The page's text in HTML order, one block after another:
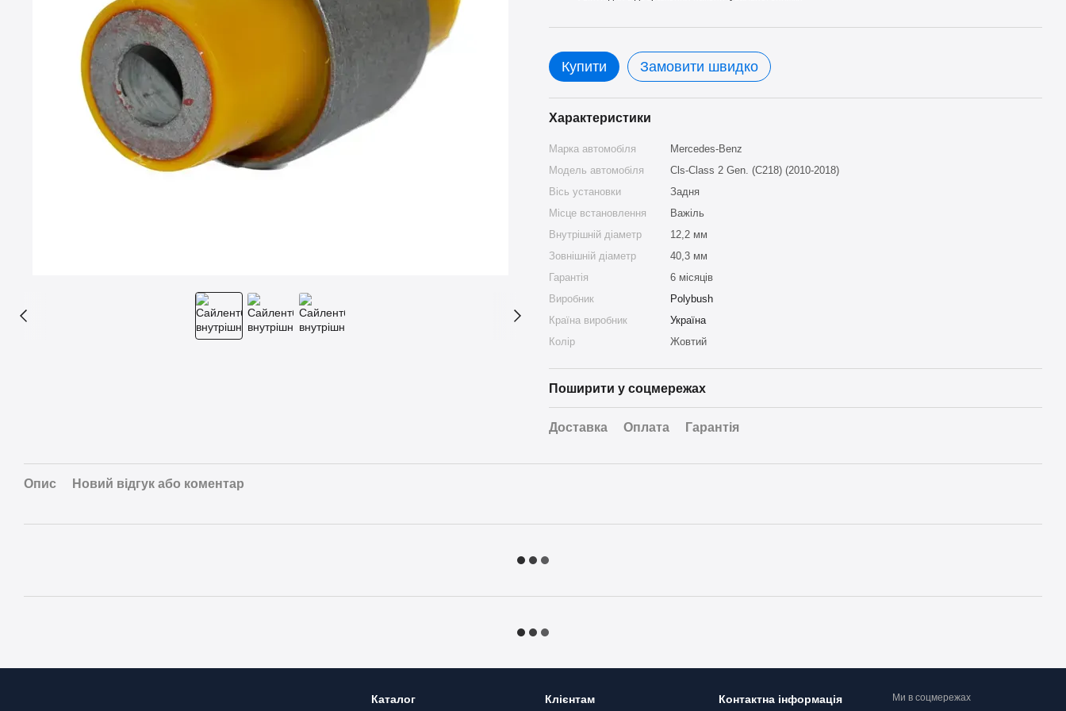
Купити Замовити швидко
Характеристики
Марка автомобіля
Mercedes-Benz
Модель автомобіля
Cls-Class 2 Gen. (C218) (2010-2018)
Вісь установки
Задня
Місце встановлення
Важіль
Внутрішній діаметр
12,2 мм
Зовнішній діаметр
40,3 мм
Гарантія
6 місяців
Виробник
Polybush
Країна виробник
Україна
Колір
Жовтий
Поширити у соцмережах
Доставка Оплата Гарантія
Опис Новий відгук або коментар
Каталог Клієнтам Контактна інформація Ми в соцмережах